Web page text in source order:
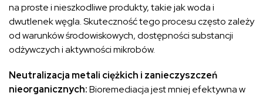
na proste i nieszkodliwe produkty, takie jak woda i
dwutlenek węgla. Skuteczność tego procesu często zależy
od warunków środowiskowych, dostępności substancji
odżywczych i aktywności mikrobów.
Neutralizacja metali ciężkich i zanieczyszczeń
nieorganicznych:Bioremediacja jest mniej efektywna w